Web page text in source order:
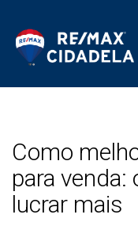
Como
para
lucrar mais